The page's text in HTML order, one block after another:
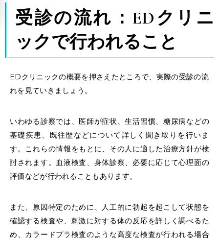
受診の流れ ：EDクリニ
ックで行われること
EDクリニックの概要を押さえたところで、実際の受診の流
れを見ていきましょう。
いわゆる診察では、医師が症状、生活習慣、糖尿病などの
基礎疾患、既往歴などについて詳しく聞き取りを行いま
す。これらの情報をもとに、その人に適した治療方針が検
討されます。血液検査、身体診察、必要に応じて心理面の
評価などが行われることもあります。
また、原因特定のために、人工的に勃起を起こして状態を
確認する検査や、刺激に対する体の反応を詳しく調べるた
め、カラードプラ検査のような高度な検査が行われる場合